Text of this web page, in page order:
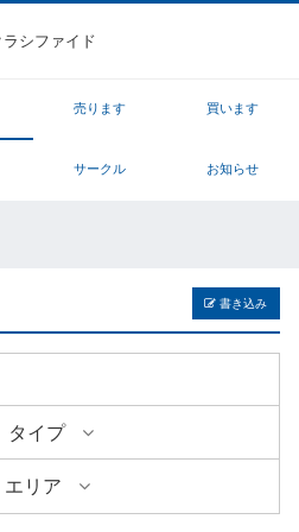
シファイド
売ります 買います
サークル お知らせ
書き込み
タイプ
エリア